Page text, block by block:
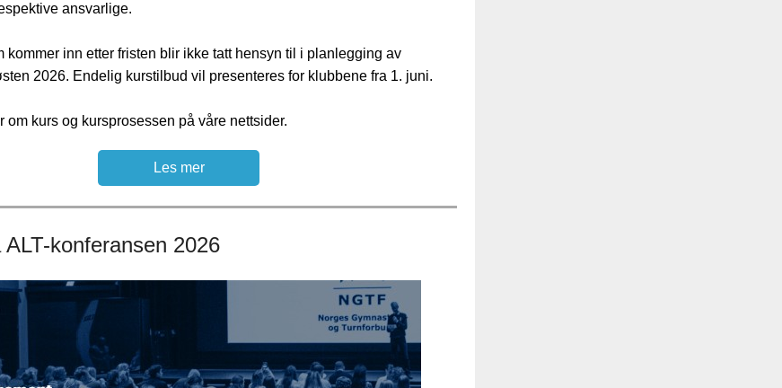
ansvarlige.
kommer inn etter fristen blir ikke tatt hensyn til i planlegging av
2026. Endelig kurstilbud vil presenteres for klubbene fra 1. juni.
om kurs og kursprosessen på våre nettsider.
Les mer
ALT-konferansen 2026